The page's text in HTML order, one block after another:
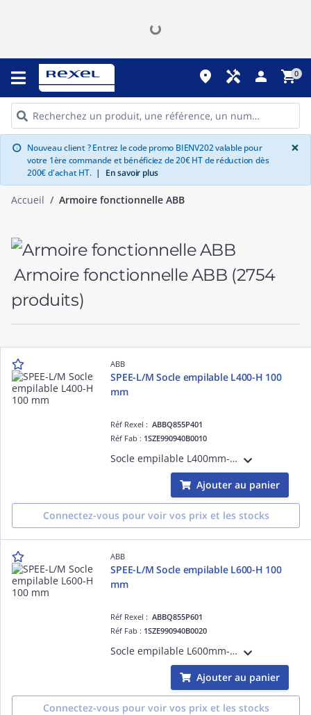
place handyman person shopping_cart0
info Nouveau client ? Entrez le code promo BIENV202 valable pour
votre 1ère commande et bénéficiez de 20€ HT de réduction dès
200€ d'achat HT. | En savoir plus
×
Accueil Armoire fonctionnelle ABB
Armoire fonctionnelle ABB (2754
produits)
ABB
SPEE-L/M Socle empilable L400-H 100
mm
Réf Rexel :ABBQ855P401
Réf Fab : 1SZE990940B0010
Socle empilable L400mm-H 100mm - Accessoires pour System pro E energy - SPEE-L/M.
Ajouter au panier
Connectez-vous pour voir vos prix et les stocks
ABB
SPEE-L/M Socle empilable L600-H 100
mm
Réf Rexel :ABBQ855P601
Réf Fab : 1SZE990940B0020
Socle empilable L600mm-H 100mm - Accessoires pour System pro E energy - SPEE-L/M.
Ajouter au panier
Connectez-vous pour voir vos prix et les stocks